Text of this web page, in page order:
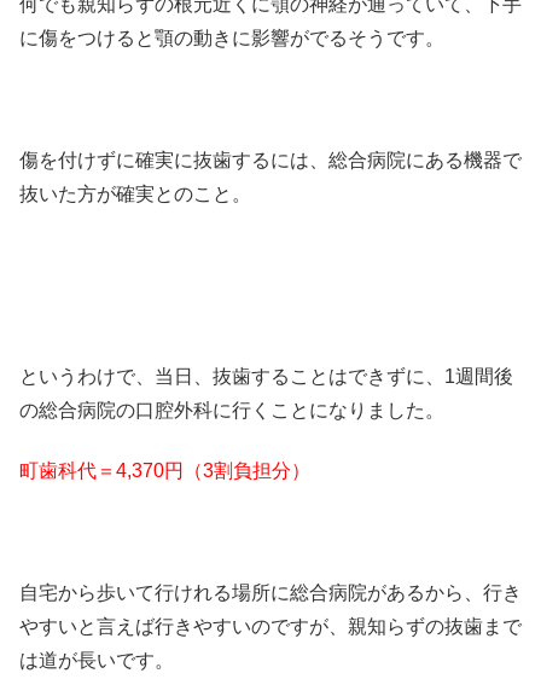
に傷をつけると顎の動きに影響がでるそうです。
傷を付けずに確実に抜歯するには、総合病院にある機器で
抜いた方が確実とのこと。
というわけで、当日、抜歯することはできずに、1週間後
の総合病院の口腔外科に行くことになりました。
町歯科代＝4,370円（3割負担分）
自宅から歩いて行けれる場所に総合病院があるから、行き
やすいと言えば行きやすいのですが、親知らずの抜歯まで
は道が長いです。